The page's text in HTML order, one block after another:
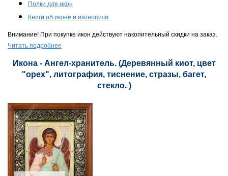
Полки для икон
Книги об иконе и иконописи
Внимание! При покупке икон действуют накопительный скидки на заказ.
Читать подробнее
Икона - Ангел-хранитель. (Деревянный киот, цвет
"орех", литография, тиснение, стразы, багет,
стекло. )